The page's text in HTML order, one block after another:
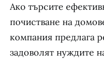
Ако търсите
почистване на
компания предлага
задоволят нуждите